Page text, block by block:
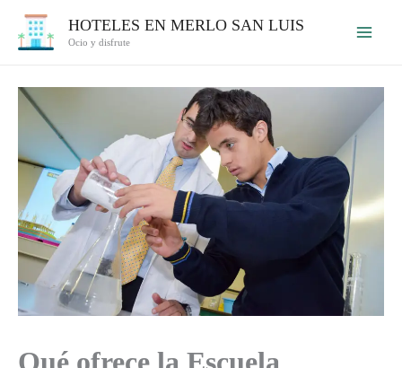
HOTELES EN MERLO SAN LUIS
Ocio y disfrute